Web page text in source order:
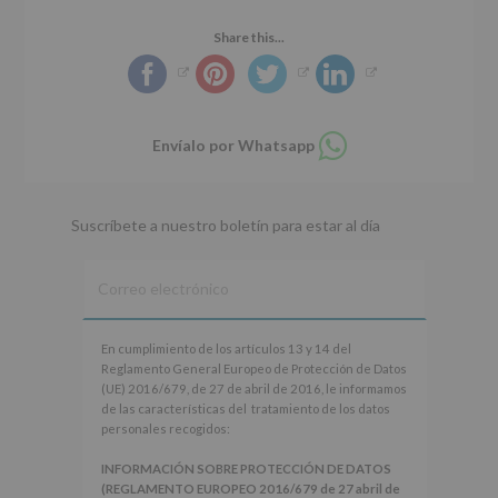
Share this...
Envíalo por Whatsapp
en
Suscríbete a nuestro boletín para estar al día
cumplimiento
los
artículos
En cumplimiento de los artículos 13 y 14 del
Reglamento General Europeo de Protección de Datos
(UE) 2016/679, de 27 de abril de 2016, le informamos
de las características del tratamiento de los datos
personales recogidos:
INFORMACIÓN SOBRE PROTECCIÓN DE DATOS
(REGLAMENTO EUROPEO 2016/679 de 27 abril de